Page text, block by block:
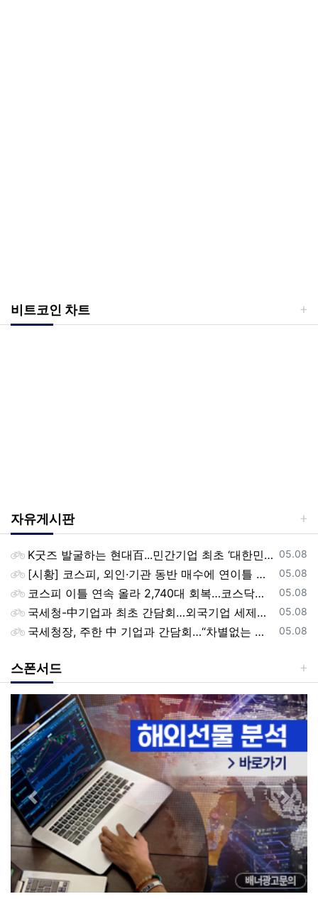
비트코인 차트
자유게시판
등록일
05.08
K굿즈 발굴하는 현대百...민간기업 최초 ‘대한민국 관광공모전’ 후원
등록일
05.08
[시황] 코스피, 외인·기관 동반 매수에 연이틀 상승…2745.05 마감
등록일
05.08
코스피 이틀 연속 올라 2,740대 회복…코스닥은 강보합(종합)
등록일
05.08
국세청-中기업과 최초 간담회…외국기업 세제혜택 등 논의
등록일
05.08
국세청장, 주한 中 기업과 간담회…“차별없는 공정과세 약속”
스폰서드
Previous Next